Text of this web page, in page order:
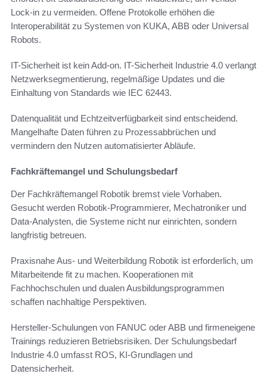
Lock-in zu vermeiden. Offene Protokolle erhöhen die
Interoperabilität zu Systemen von KUKA, ABB oder Universal
Robots.
IT-Sicherheit ist kein Add-on. IT-Sicherheit Industrie 4.0 verlangt
Netzwerksegmentierung, regelmäßige Updates und die
Einhaltung von Standards wie IEC 62443.
Datenqualität und Echtzeitverfügbarkeit sind entscheidend.
Mangelhafte Daten führen zu Prozessabbrüchen und
vermindern den Nutzen automatisierter Abläufe.
Fachkräftemangel und Schulungsbedarf
Der Fachkräftemangel Robotik bremst viele Vorhaben.
Gesucht werden Robotik-Programmierer, Mechatroniker und
Data-Analysten, die Systeme nicht nur einrichten, sondern
langfristig betreuen.
Praxisnahe Aus- und Weiterbildung Robotik ist erforderlich, um
Mitarbeitende fit zu machen. Kooperationen mit
Fachhochschulen und dualen Ausbildungsprogrammen
schaffen nachhaltige Perspektiven.
Hersteller-Schulungen von FANUC oder ABB und firmeneigene
Trainings reduzieren Betriebsrisiken. Der Schulungsbedarf
Industrie 4.0 umfasst ROS, KI-Grundlagen und
Datensicherheit.